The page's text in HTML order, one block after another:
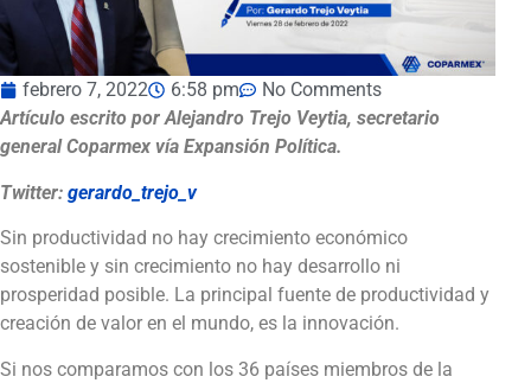
febrero 7, 2022 6:58 pm
No Comments
Artículo escrito por Alejandro Trejo Veytia, secretario
general Coparmex vía Expansión Política.
Twitter: gerardo_trejo_v
Sin productividad no hay crecimiento económico
sostenible y sin crecimiento no hay desarrollo ni
prosperidad posible. La principal fuente de productividad y
creación de valor en el mundo, es la innovación.
Si nos comparamos con los 36 países miembros de la